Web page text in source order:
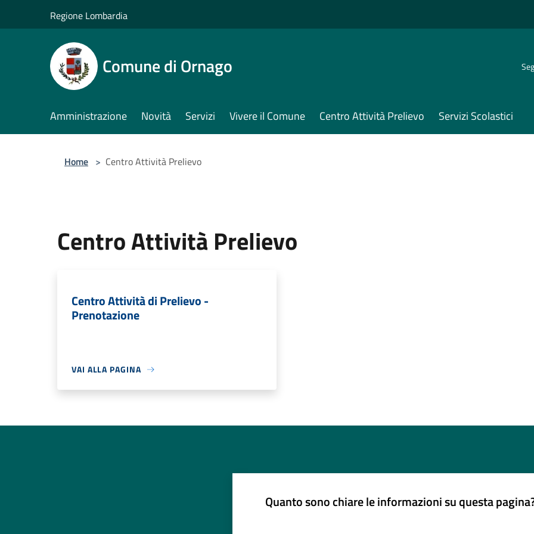
Regione Lombardia
Comune di Ornago
Amministrazione Novità Servizi Vivere il Comune Centro Attività Prelievo Servizi Scolastici
Home > Centro Attività Prelievo
Centro Attività Prelievo
Centro Attività di Prelievo -
Prenotazione
VAI ALLA PAGINA
Quanto sono chiare le informazioni su questa